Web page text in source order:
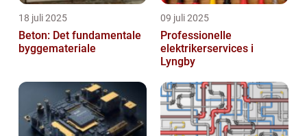
18 juli 2025
Beton: Det fundamentale
byggemateriale
09 juli 2025
Professionelle
elektrikerservices i
Lyngby